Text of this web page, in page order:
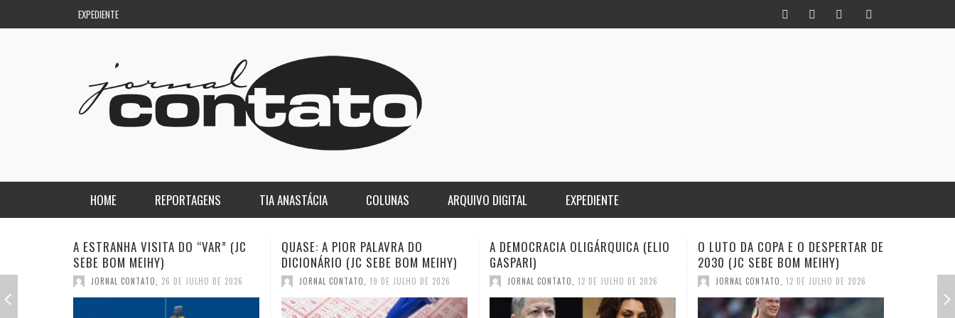
EXPEDIENTE
HOME REPORTAGENS
REGIONAL
TIA ANASTÁCIA COLUNAS
DE PASSAGEM
ARQUIVO DIGITAL EXPEDIENTE
QUASE: A PIOR PALAVRA DO
DICIONÁRIO (JC SEBE BOM MEIHY)
JORNAL CONTATO 19 DE JULHO DE 2026
A DEMOCRACIA OLIGÁRQUICA (ELIO
GASPARI)
JORNAL CONTATO 12 DE JULHO DE 2026
O LUTO DA COPA E O DESPERTAR DE
2030 (JC SEBE BOM MEIHY)
JORNAL CONTATO 12 DE JULHO DE 2026
INFIDELIDADE COMO MÉTODO: UM
HISTORIADOR NA TORCIDA (JC
SEBE BOM MEIHY
JORNAL CONTATO, 28 DE JUNHO DE 2026